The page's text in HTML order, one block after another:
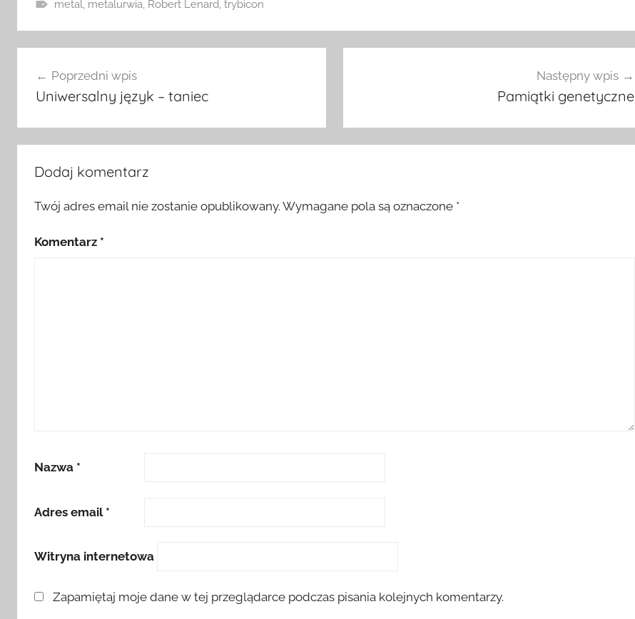
metal, metalurwia, Robert Lenard, trybicon
wpisuPoprzedni wpis
Uniwersalny język – taniec
Następny wpis
Pamiątki genetyczne
Dodaj komentarz
Twój adres email nie zostanie opublikowany. Wymagane pola są oznaczone *
Komentarz *
Nazwa *
Adres email *
Witryna internetowa
Zapamiętaj moje dane w tej przeglądarce podczas pisania kolejnych komentarzy.